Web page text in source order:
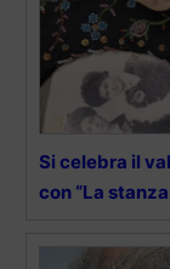
Si celebra il
con “La